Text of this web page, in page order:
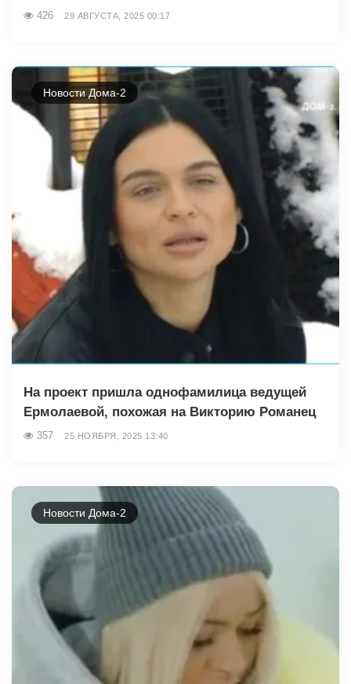
426 29 АВГУСТА, 2025 00:17
Новости Дома-2
На проект пришла однофамилица ведущей
Ермолаевой, похожая на Викторию Романец
357 25 НОЯБРЯ, 2025 13:40
Новости Дома-2